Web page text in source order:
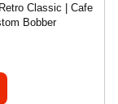
Classic | Cafe
Bobber